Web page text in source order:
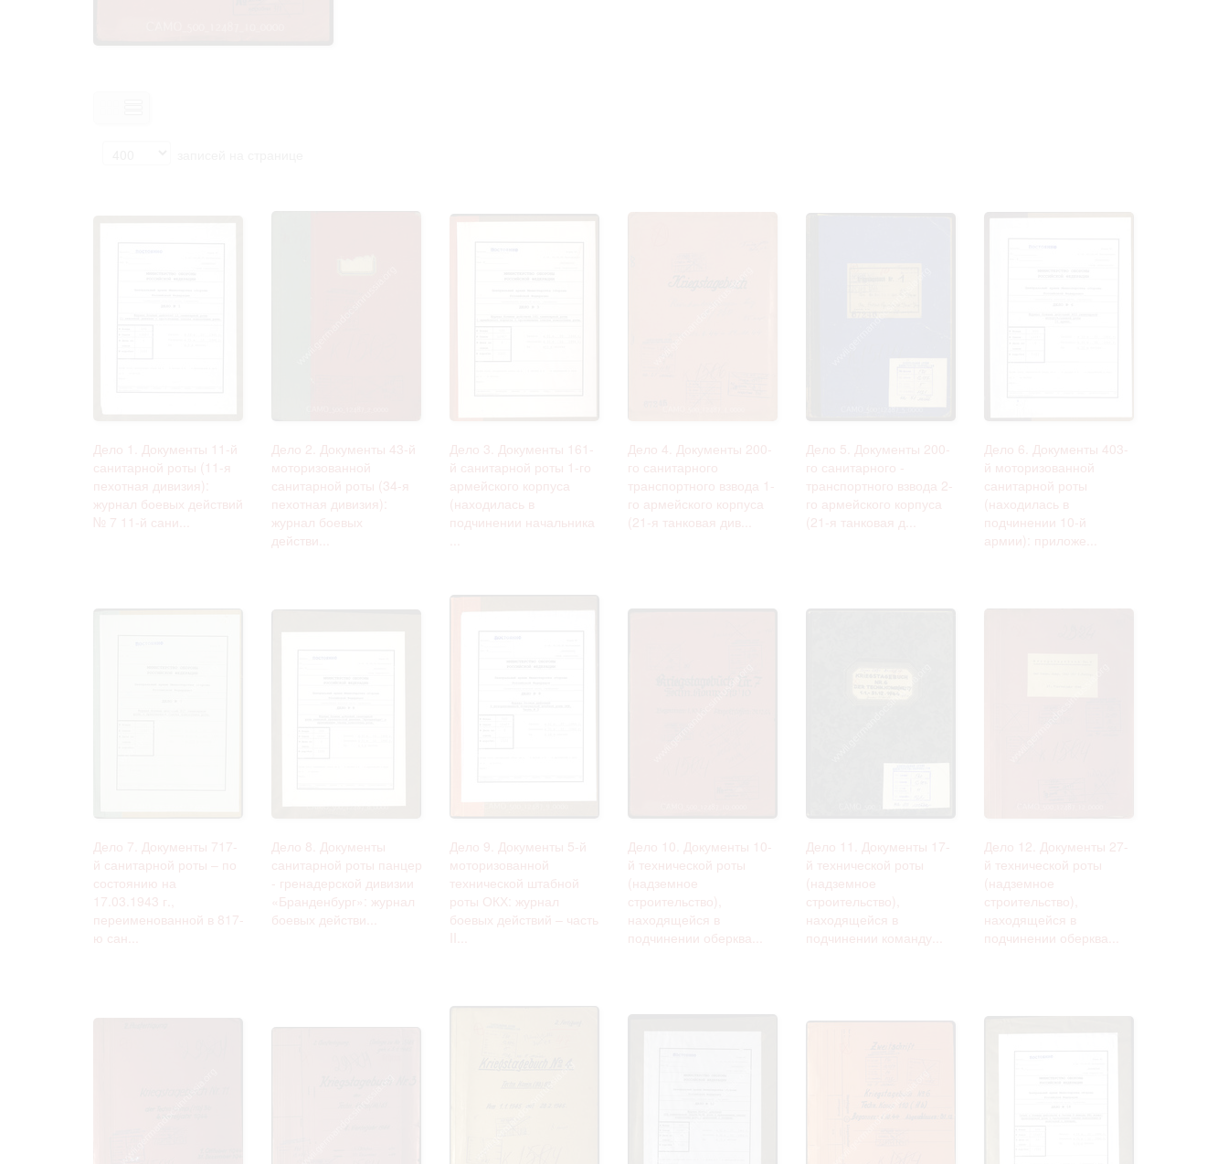
Дело 1. Документы 11-й
санитарной роты (11-я
пехотная дивизия):
журнал боевых действий
№ 7 11-й сани...
Дело 2. Документы 43-й
моторизованной
санитарной роты (34-я
пехотная дивизия):
журнал боевых
действи...
Дело 3. Документы 161-
й санитарной роты 1-го
армейского корпуса
(находилась в
подчинении начальника
Дело 4. Документы 200-
го санитарного
транспортного взвода 1-
го армейского корпуса
(21-я танковая див...
Дело 5. Документы 200-
го санитарного -
транспортного взвода 2-
го армейского корпуса
(21-я танковая д...
Дело 6. Документы 403-
й моторизованной
санитарной роты
(находилась в
подчинении 10-й
армии): приложе...
Дело 7. Документы 717-
й санитарной роты – по
состоянию на
17.03.1943 г.,
переименованной в 817-
ю сан...
Дело 8. Документы
санитарной роты панцер
- гренадерской дивизии
«Бранденбург»: журнал
боевых действи...
Дело 9. Документы 5-й
моторизованной
технической штабной
роты ОКХ: журнал
боевых действий – часть
Дело 10. Документы 10-
й технической роты
(надземное
строительство),
находящейся в
подчинении оберква...
Дело 11. Документы 17-
й технической роты
(надземное
строительство),
находящейся в
подчинении команду...
Дело 12. Документы 27-
й технической роты
(надземное
строительство),
находящейся в
подчинении оберква...